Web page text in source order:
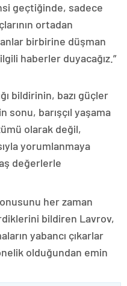
geçtiğinde, sadece
ortadan
birbirine düşman
haberler duyacağız.”
bildirinin, bazı güçler
sonu, barışçıl yaşama
olarak değil,
yorumlanmaya
değerlerle
her zaman
bildiren Lavrov,
yabancı çıkarlar
olduğundan emin